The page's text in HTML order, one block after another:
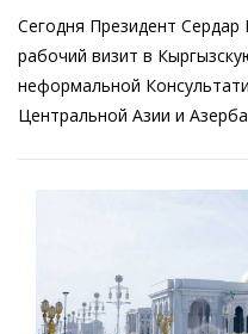
Сегодня Президент
рабочий визит в
неформальной
Цент­ральной Азии и